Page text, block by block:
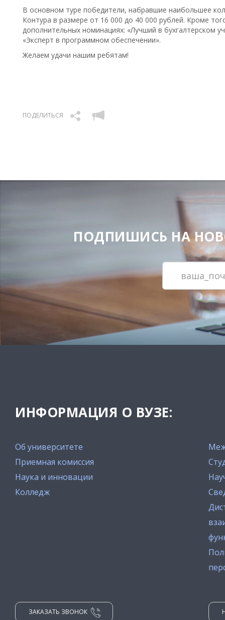
В основном туре победители, набравшие наибольшее
Контура в размере от 16 000 до 40 000 рублей. Кроме
дополнительных номинациях: «Лучший в бухгалтерском
«Эксперт в программном обеспечении».
Желаем удачи нашим ребятам!
ПОДЕЛИТЬСЯ
ПОДПИШИСЬ НА
ИНФОРМАЦИЯ О ВУЗЕ:
Об университете
Приемная комиссия
Наука и инновации
Колледж
ЗАКАЗАТЬ ЗВОНОК